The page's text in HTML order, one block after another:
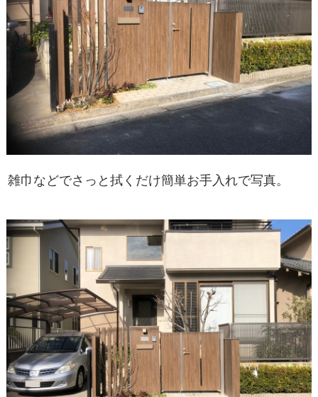
雑巾などでさっと拭くだけ簡単お手入れで写真。